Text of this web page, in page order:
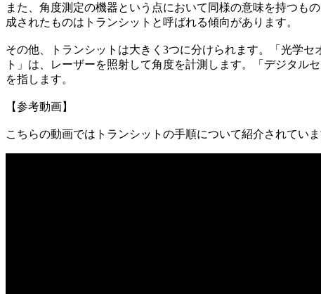
また、角度測定の機器という点において同様の意味を持つも
成されたものはトランシットと呼ばれる傾向があります。
その他、トランシットは大きく3つに分けられます。「光学
ト」は、レーザーを照射して角度を計測します。「デジタル
を指します。
【参考動画】
こちらの動画ではトランシットの手順について紹介されていま